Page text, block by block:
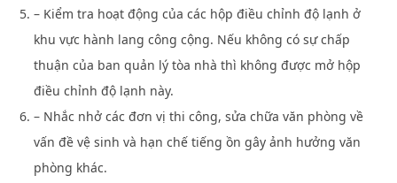
– Kiểm tra hoạt động của các hộp điều chỉnh độ lạnh ở
khu vực hành lang công cộng. Nếu không có sự chấp
thuận của ban quản lý tòa nhà thì không được mở hộp
điều chỉnh độ lạnh này.
– Nhắc nhở các đơn vị thi công, sửa chữa văn phòng về
vấn đề vệ sinh và hạn chế tiếng ồn gây ảnh hưởng văn
phòng khác.